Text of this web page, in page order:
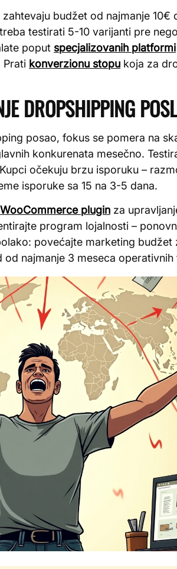
budžet od najmanje 10€
testirati 5-10 varijanti pre
poput specjalizovanih platformi
Prati konverzionu stopu koja za
DROPSHIPPING
posao, fokus se pomera na
konkurenata mesečno.
očekuju brzu isporuku –
isporuke sa 15 na 3-5 dana.
WooCommerce plugin za
program lojalnosti –
povećajte marketing
najmanje 3 meseca